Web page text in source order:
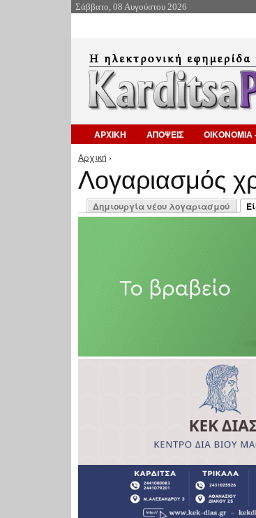
Σάββατο, 08 Αυγούστου 2026
ΑΡΧΙΚΗ ΑΠΟΨΕΙΣ ΟΙΚΟΝΟΜΙΑ
Είστε εδώ
Αρχική ›
Λογαριασμός
Πρωτεύουσες καρτέλες
Δημιουργία νέου λογαριασμού